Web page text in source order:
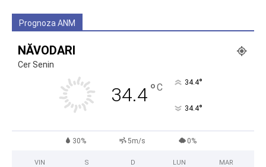
Prognoza ANM
NĂVODARI
Cer Senin
34.4°C 34.4°
34.4°
30% 5m/s 0%
VIN S D LUN MAR